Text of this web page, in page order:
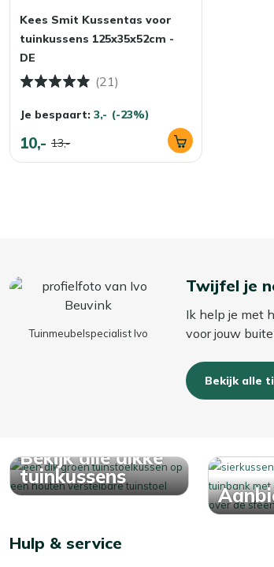
Kees Smit Kussentas voor
tuinkussens 125x35x52cm -
DE
(21)
Je bespaart: 3,- (-23%)
10,- 13,-
Tuinmeubelspecialist Ivo
Twijfel je
Ik help je met
voor jouw
Bekijk alle
Bekijk alle dikke
tuinkussens
Hulp & service